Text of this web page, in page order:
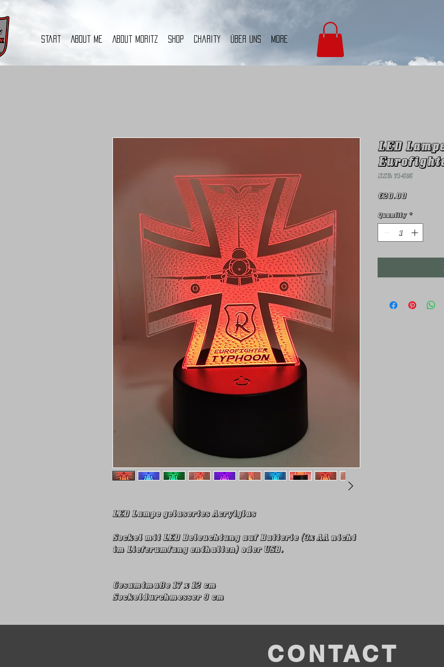
start About Me About MORITZ Shop charity Über uns More
LED Lampe gelasertes Acrylglas
Sockel mit LED Beleuchtung auf Batterie (3x AA nicht
im Lieferumfang enthalten) oder USB.
Gesamtmaße 17 x 12 cm
Sockeldurchmesser 9 cm
LED
SKU: 71-505
€20.00Price
Quantity *
CONTACT